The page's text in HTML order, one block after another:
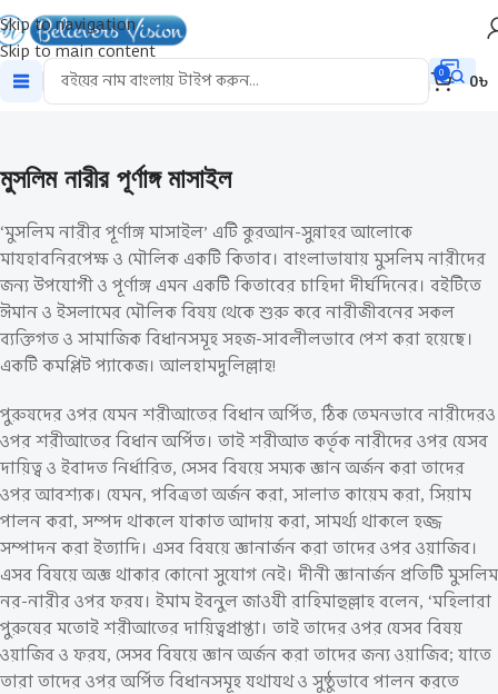
Skip to navigation
Skip to main content
0 0৳
মুসলিম নারীর পূর্ণাঙ্গ মাসাইল
‘মুসলিম নারীর পূর্ণাঙ্গ মাসাইল’ এটি কুরআন-সুন্নাহর আলোকে
মাযহাবনিরপেক্ষ ও মৌলিক একটি কিতাব। বাংলাভাষায় মুসলিম নারীদের
জন্য উপযোগী ও পূর্ণাঙ্গ এমন একটি কিতাবের চাহিদা দীর্ঘদিনের। বইটিতে
ঈমান ও ইসলামের মৌলিক বিষয় থেকে শুরু করে নারীজীবনের সকল
ব্যক্তিগত ও সামাজিক বিধানসমূহ সহজ-সাবলীলভাবে পেশ করা হয়েছে।
একটি কমপ্লিট প্যাকেজ। আলহামদুলিল্লাহ!
পুরুষদের ওপর যেমন শরীআতের বিধান অর্পিত, ঠিক তেমনভাবে নারীদেরও
ওপর শরীআতের বিধান অর্পিত। তাই শরীআত কর্তৃক নারীদের ওপর যেসব
দায়িত্ব ও ইবাদত নির্ধারিত, সেসব বিষয়ে সম্যক জ্ঞান অর্জন করা তাদের
ওপর আবশ্যক। যেমন, পবিত্রতা অর্জন করা, সালাত কায়েম করা, সিয়াম
পালন করা, সম্পদ থাকলে যাকাত আদায় করা, সামর্থ্য থাকলে হজ্জ
সম্পাদন করা ইত্যাদি। এসব বিষয়ে জ্ঞানার্জন করা তাদের ওপর ওয়াজিব।
এসব বিষয়ে অজ্ঞ থাকার কোনো সুযোগ নেই। দীনী জ্ঞানার্জন প্রতিটি মুসলিম
নর-নারীর ওপর ফরয। ইমাম ইবনুল জাওযী রাহিমাহুল্লাহ বলেন, ‘মহিলারা
পুরুষের মতোই শরীআতের দায়িত্বপ্রাপ্তা। তাই তাদের ওপর যেসব বিষয়
ওয়াজিব ও ফরয, সেসব বিষয়ে জ্ঞান অর্জন করা তাদের জন্য ওয়াজিব; যাতে
তারা তাদের ওপর অর্পিত বিধানসমূহ যথাযথ ও সুষ্ঠুভাবে পালন করতে